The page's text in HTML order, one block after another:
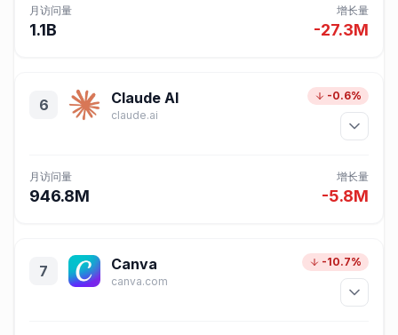
月访问量
1.1B
增长量
-27.3M
6 Claude AI
claude.ai
-0.6%
月访问量
946.8M
增长量
-5.8M
7 Canva
canva.com
-10.7%